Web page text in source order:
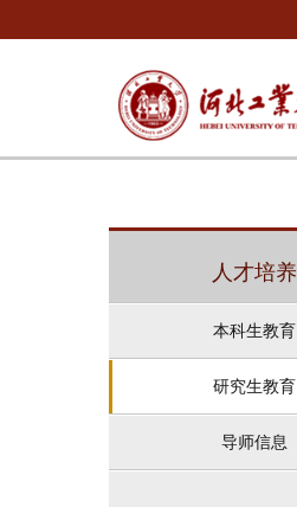
人才培养
本科生教育
研究生教育
导师信息